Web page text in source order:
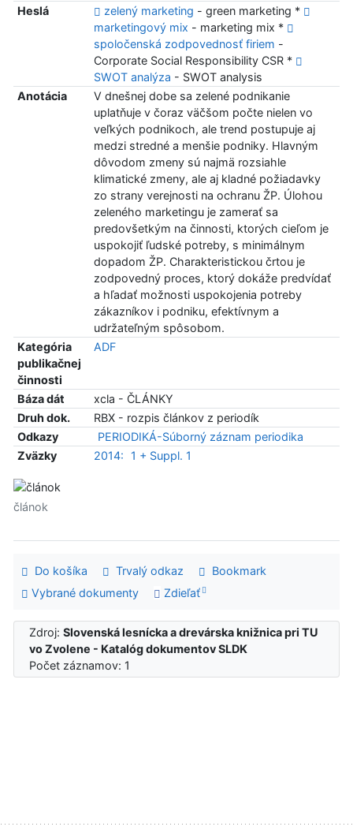
Heslá
zelený marketing - green marketing *
marketingový mix - marketing mix *
spoločenská zodpovednosť firiem -
Corporate Social Responsibility CSR *
SWOT analýza - SWOT analysis
Anotácia
V dnešnej dobe sa zelené podnikanie
uplatňuje v čoraz väčšom počte nielen vo
veľkých podnikoch, ale trend postupuje aj
medzi stredné a menšie podniky. Hlavným
dôvodom zmeny sú najmä rozsiahle
klimatické zmeny, ale aj kladné požiadavky
zo strany verejnosti na ochranu ŽP. Úlohou
zeleného marketingu je zamerať sa
predovšetkým na činnosti, ktorých cieľom je
uspokojiť ľudské potreby, s minimálnym
dopadom ŽP. Charakteristickou črtou je
zodpovedný proces, ktorý dokáže predvídať
a hľadať možnosti uspokojenia potreby
zákazníkov i podniku, efektívnym a
udržateľným spôsobom.
Kategória
publikačnej
činnosti
ADF
Báza dát
xcla - ČLÁNKY
Druh dok.
RBX - rozpis článkov z periodík
Odkazy
PERIODIKÁ-Súborný záznam periodika
Zväzky
2014: 1 + Suppl. 1
článok
Do košíka Trvalý odkaz
Bookmark
Vybrané dokumenty
Zdieľať
Zdroj:Slovenská lesnícka a drevárska knižnica pri TU
vo Zvolene - Katalóg dokumentov SLDK
Počet záznamov: 1